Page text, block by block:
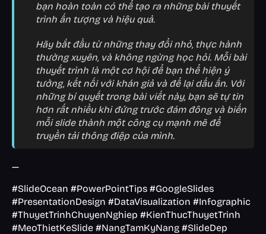
bạn hoàn toàn có thể tạo ra những bài thuyết
trình ấn tượng và hiệu quả.
Hãy bắt đầu từ những thay đổi nhỏ, thực hành
thường xuyên, và không ngừng học hỏi. Mỗi bài
thuyết trình là một cơ hội để bạn thể hiện ý
tưởng, kết nối với khán giả và để lại dấu ấn. Với
những bí quyết trong bài viết này, bạn sẽ tự tin
hơn rất nhiều khi đứng trước đám đông và biến
mỗi slide thành một công cụ mạnh mẽ để
truyền tải thông điệp của mình.
—
#SlideOcean #PowerPointTips #GoogleSlides
#PresentationDesign #DataVisualization #Infographic
#ThuyetTrinhChuyenNghiep #KienThucThuyetTrinh
#MeoThietKeSlide #NangTamKyNang #SlideDep